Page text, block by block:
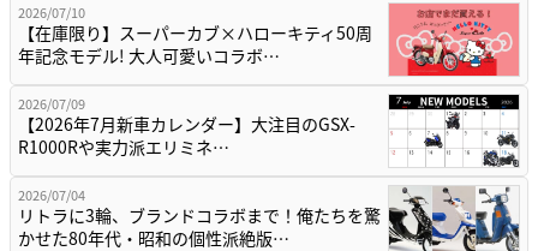
2026/07/10
【在庫限り】スーパーカブ×ハローキティ50周
年記念モデル! 大人可愛いコラボ…
2026/07/09
【2026年7月新車カレンダー】大注目のGSX-
R1000Rや実力派エリミネ…
2026/07/04
リトラに3輪、ブランドコラボまで！俺たちを驚
かせた80年代・昭和の個性派絶版…